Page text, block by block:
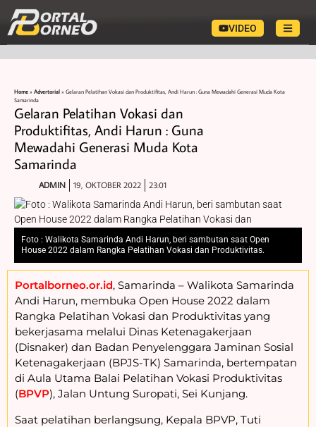
VIDEO
Home » Advertorial » Gelaran Pelatihan Vokasi dan Produktifitas, Andi Harun : Guna Mewadahi Generasi Muda Kota
Samarinda
Gelaran Pelatihan Vokasi dan
Produktifitas, Andi Harun : Guna
Mewadahi Generasi Muda Kota
Samarinda
ADMIN 19, OKTOBER 2022 23:01
Foto : Walikota Samarinda Andi Harun, beri sambutan saat Open
House 2022 dalam Rangka Pelatihan Vokasi dan Produktivitas.
Portalborneo.or.id, Samarinda – Walikota Samarinda
Andi Harun, membuka Open House 2022 dalam
Rangka Pelatihan Vokasi dan Produktivitas yang
bekerjasama melalui Dinas Ketenagakerjaan
(Disnaker) dan Badan Penyelenggara Jaminan Sosial
Ketenagakerjaan (BPJS-TK) Samarinda, bertempatan
di Aula Utama Balai Pelatihan Vokasi Produktivitas
(BPVP), Jalan Untung Suropati, Sei Kunjang.
Saat pelatihan berlangsung, Kepala BPVP, Tuti